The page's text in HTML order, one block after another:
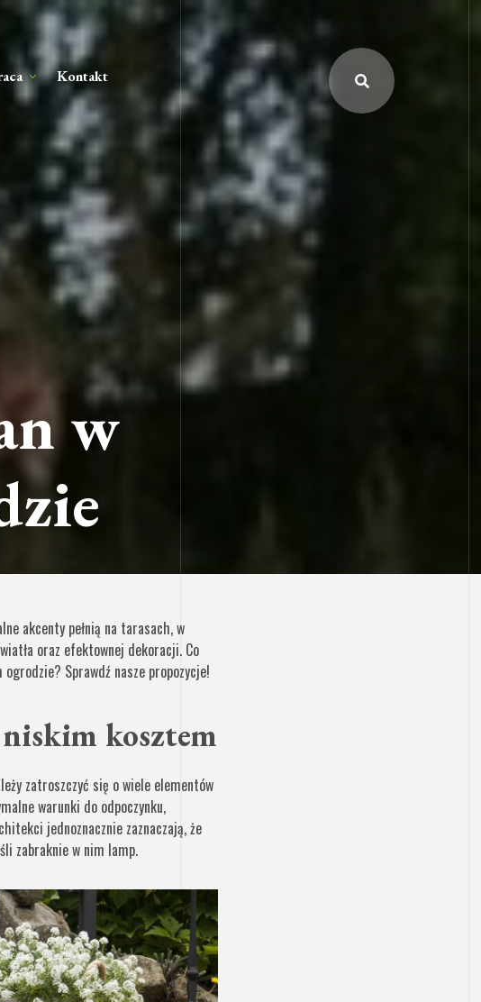
Kontakt
w
akcenty pełnią na tarasach, w
oraz efektownej dekoracji. Co
Sprawdź nasze propozycje!
kosztem
zatroszczyć się o wiele elementów
warunki do odpoczynku,
jednoznacznie zaznaczają, że
zabraknie w nim lamp.